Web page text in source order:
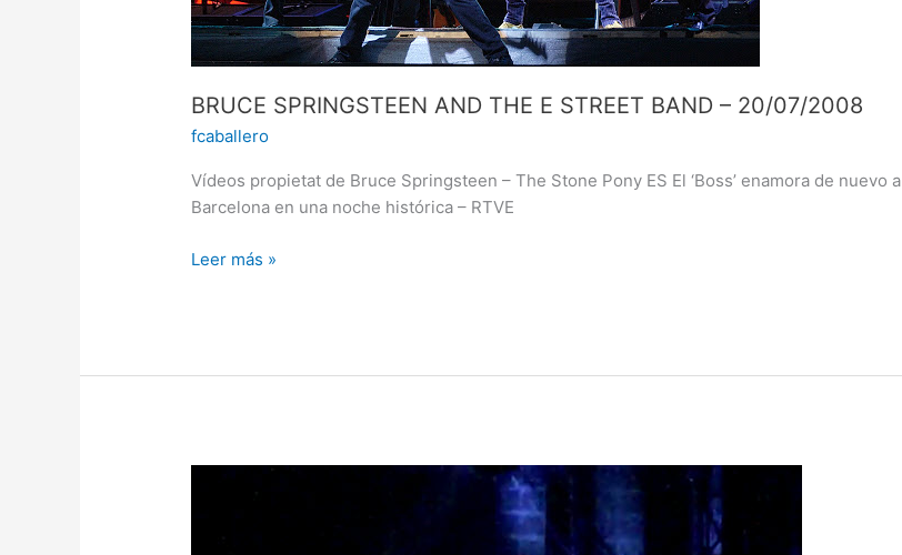
BRUCE SPRINGSTEEN AND THE E STREET BAND – 20/07/2008
fcaballero
Vídeos propietat de Bruce Springsteen – The Stone Pony ES El ‘Boss’ enamora de nuevo a
Barcelona en una noche histórica – RTVE
Leer más »